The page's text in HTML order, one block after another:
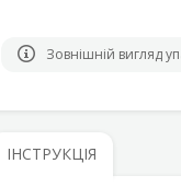
Зовнішній вигляд
ІНСТРУКЦІЯ